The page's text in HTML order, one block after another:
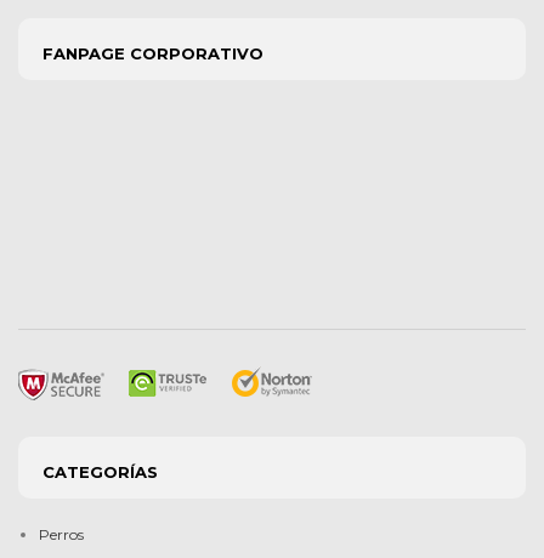
FANPAGE CORPORATIVO
CATEGORÍAS
Perros